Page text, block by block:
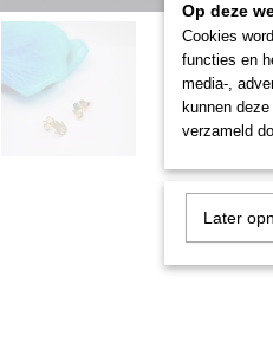
Op deze
Cookies
functies en
media-,
kunnen
verzameld
Later